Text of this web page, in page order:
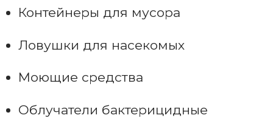
Контейнеры для мусора
Ловушки для насекомых
Моющие средства
Облучатели бактерицидные